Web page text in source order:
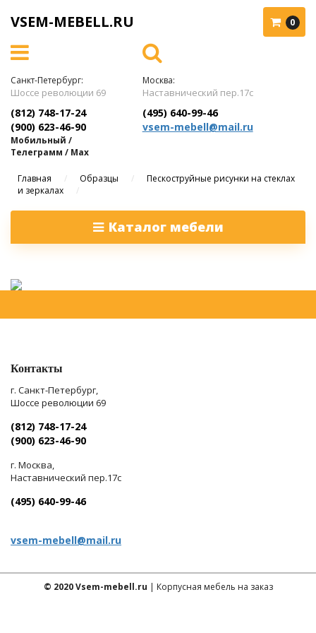
0
VSEM-MEBELL.RU
Санкт-Петербург:
Шоссе революции 69
(812) 748-17-24
(900) 623-46-90
Мобильный /
Телеграмм / Max
Москва:
Наставнический пер.17с
(495) 640-99-46
vsem-mebell@mail.ru
Главная / Образцы /
Пескоструйные рисунки на стеклах
и зеркалах
/
Каталог мебели
Контакты
г. Санкт-Петербург,
Шоссе революции 69
(812) 748-17-24
(900) 623-46-90
г. Москва,
Наставнический пер.17с
(495) 640-99-46
vsem-mebell@mail.ru
© 2020 Vsem-mebell.ru | Корпусная мебель на заказ